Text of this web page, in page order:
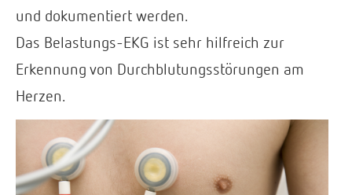
und dokumentiert werden.
Das Belastungs-EKG ist sehr hilfreich zur
Erkennung von Durchblutungsstörungen am
Herzen.